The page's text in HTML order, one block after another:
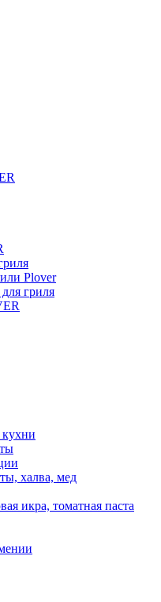
Plover
гриля
кухни
халва, мед
икра, томатная паста